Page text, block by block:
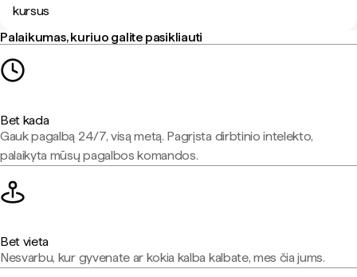
kursus
Palaikumas, kuriuo galite pasikliauti
Bet kada
Gauk pagalbą 24/7, visą metą. Pagrįsta dirbtinio intelekto,
palaikyta mūsų pagalbos komandos.
Bet vieta
Nesvarbu, kur gyvenate ar kokia kalba kalbate, mes čia jums.